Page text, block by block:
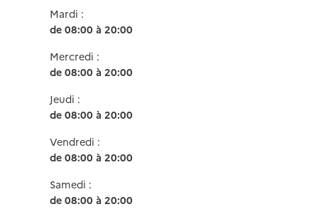
Mardi :
de 08:00 à 20:00
Mercredi :
de 08:00 à 20:00
Jeudi :
de 08:00 à 20:00
Vendredi :
de 08:00 à 20:00
Samedi :
de 08:00 à 20:00